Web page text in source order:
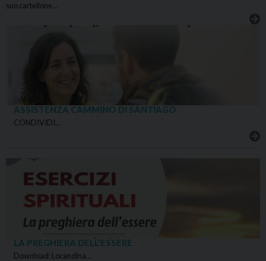
suo cartellone…
ASSISTENZA CAMMINO DI SANTIAGO
CONDIVIDI…
LA PREGHIERA DELL’ESSERE
Download: Locandina…